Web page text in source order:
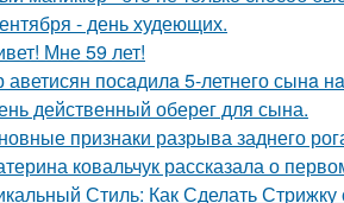
- день худеющих.
Мне 59 лет!
аветисян посaдилa 5-летнего сынa
действенный оберег для сына.
признаки разрыва заднего
ковальчук рассказала о
Стиль: Как Сделать